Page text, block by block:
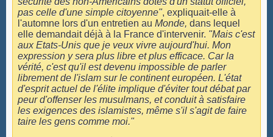
pas celle d'une simple citoyenne", expliquait-elle à
l'automne lors d'un entretien au Monde, dans lequel
elle demandait déjà à la France d'intervenir. "Mais c'est
aux Etats-Unis que je veux vivre aujourd'hui. Mon
expression y sera plus libre et plus efficace. Car la
vérité, c'est qu'il est devenu impossible de parler
librement de l'islam sur le continent européen. L'état
d'esprit actuel de l'élite implique d'éviter tout débat par
peur d'offenser les musulmans, et conduit à satisfaire
les exigences des islamistes, même s'il s'agit de faire
taire les gens comme moi."